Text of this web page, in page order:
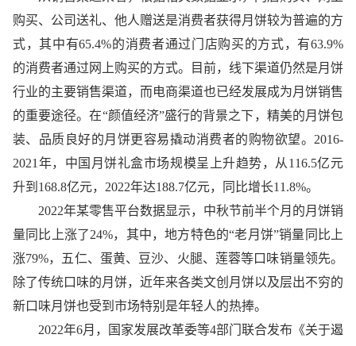
购买、公司送礼、他人赠送是消费者获得月饼较为普遍的方
式，其中有65.4%的消费者通过门店购买的方式，有63.9%
的消费者通过网上购买的方式。目前，线下渠道仍然是月饼
行业的主要销售渠道，而电商渠道也已经发展成为月饼销售
的重要途径。在“颜值经济”盛行的背景之下，精美的月饼包
装、品质良好的月饼更容易撬动消费者的购物欲望。2016-
2021年，中国月饼礼盒市场规模呈上升趋势，从116.5亿元
升到168.8亿元，2022年达188.7亿元，同比增长11.8%。
2022年某零售平台数据显示，中秋节前半个月的月饼销
量同比上涨了24%，其中，地方特色的“老月饼”销量同比上
涨79%，五仁、蛋黄、豆沙、火腿、莲蓉等口味销量领先。
除了传统口味的月饼，近年来各类文创月饼以及层出不穷的
新口味月饼也受到市场特别是年轻人的热捧。
2022年6月，国家发展改革委等4部门联合发布《关于遏